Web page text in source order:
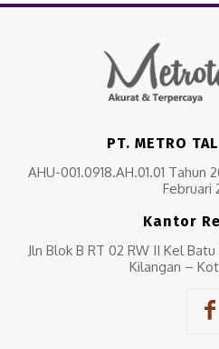
PT. METRO
AHU-001.0918.AH.01.01 Tahun
Februari
Kantor
Jln Blok B RT 02 RW II Kel
Kilangan –